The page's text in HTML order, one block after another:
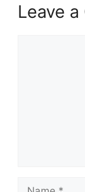
Leave